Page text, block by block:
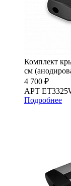
Комплект
см
4 700 ₽
АРТ
Подробнее